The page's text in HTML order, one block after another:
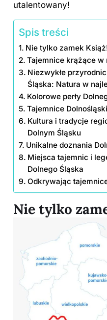
utalentowany!
Spis treści
Nie tylko zamek
Tajemnice krążące w
Niezwykłe
Śląska: Natura w
Kolorowe perły
Tajemnice
Kultura i tradycje
Dolnym Śląsku
Unikalne doznania
Miejsca tajemnic i
Dolnego Śląska
Odkrywając
Nie tylko